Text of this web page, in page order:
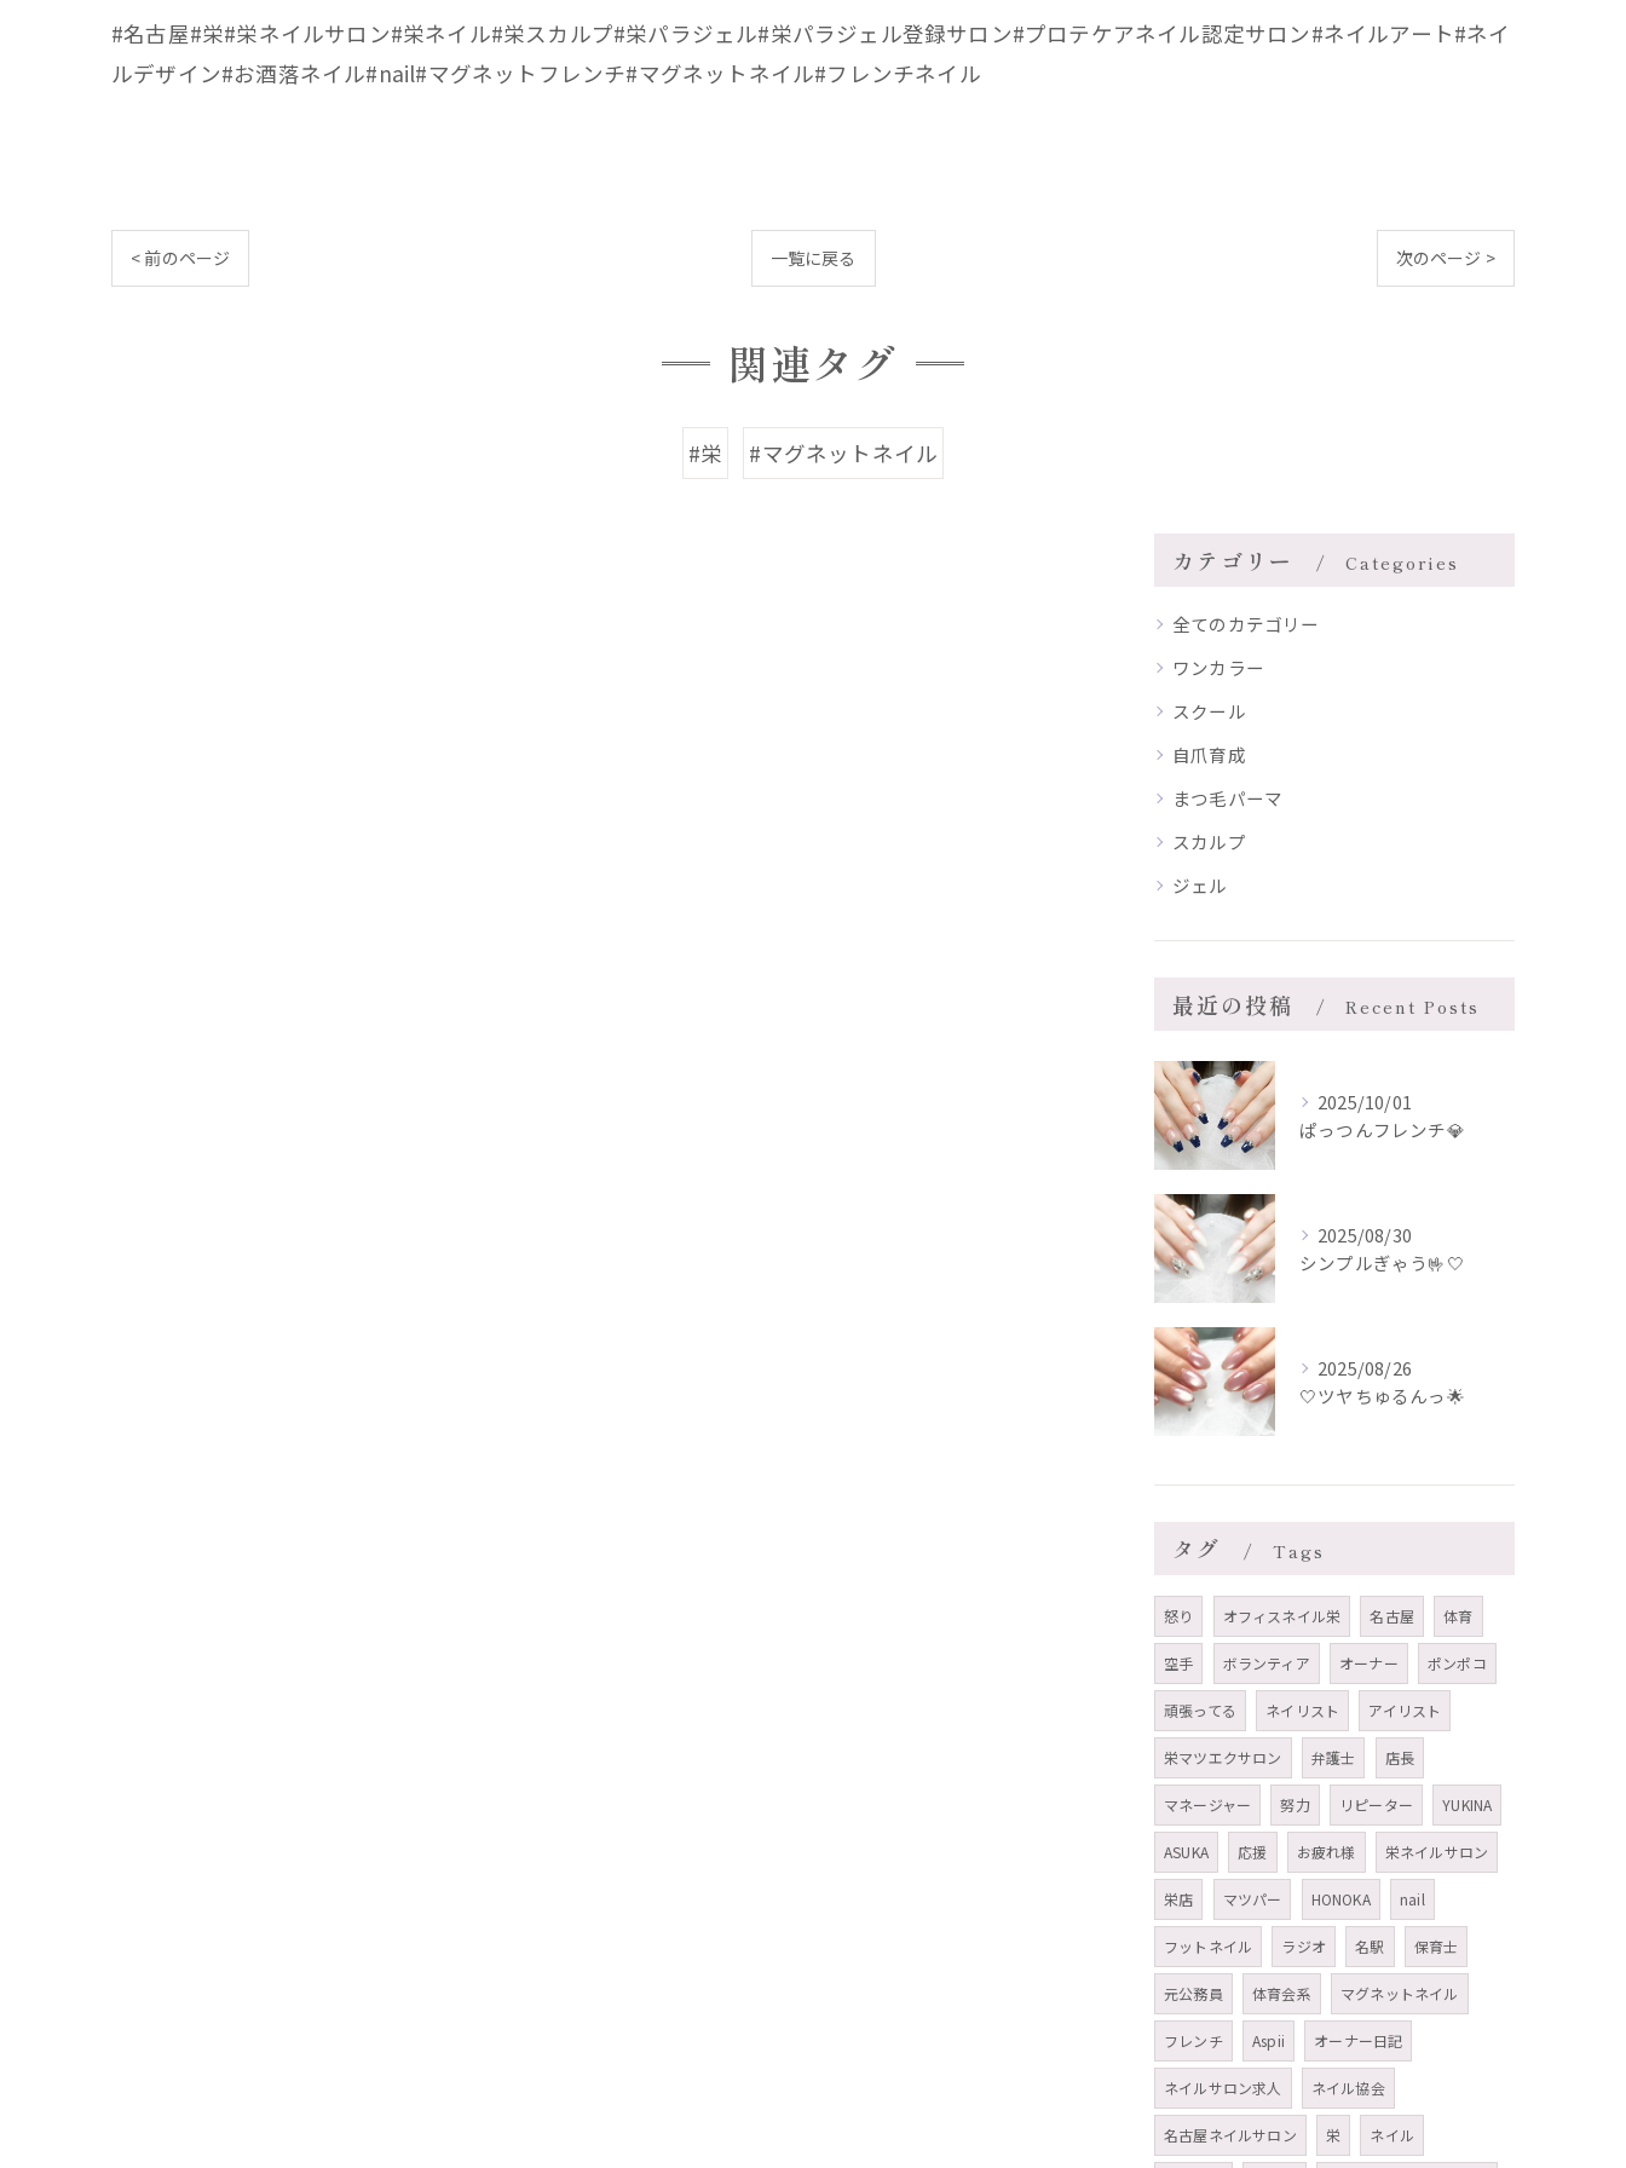
#名古屋#栄#栄ネイルサロン#栄ネイル#栄スカルプ#栄パラジェル#栄パラジェル登録サロン#プロテケアネイル認定サロン#ネイルアート#ネイ
ルデザイン#お酒落ネイル#nail#マグネットフレンチ#マグネットネイル#フレンチネイル
< 前のページ 一覧に戻る 次のページ >
関連タグ
#栄 #マグネットネイル
カテゴリー Categories
全てのカテゴリー
ワンカラー
スクール
自爪育成
まつ毛パーマ
スカルプ
ジェル
最近の投稿 Recent Posts
2025/10/01
ぱっつんフレンチ💎
2025/08/30
シンプルぎゃう🤟🤍
2025/08/26
🤍ツヤちゅるんっ🌟
タグ Tags
怒り オフィスネイル栄 名古屋 体育
空手 ボランティア オーナー ポンポコ
頑張ってる ネイリスト アイリスト
栄マツエクサロン 弁護士 店長
マネージャー 努力 リピーター YUKINA
ASUKA 応援 お疲れ様 栄ネイルサロン
栄店 マツパー HONOKA nail
フットネイル ラジオ 名駅 保育士
元公務員 体育会系 マグネットネイル
フレンチ Aspii オーナー日記
ネイルサロン求人 ネイル協会
名古屋ネイルサロン 栄 ネイル